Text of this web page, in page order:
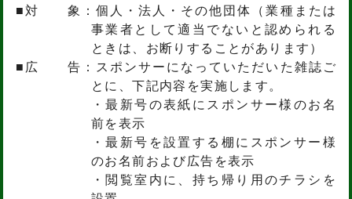
■対 象：個人・法人・その他団体（業種または
事業者として適当でないと認められる
ときは、 お断りすることがあります）
■広 告：スポンサーになっていただいた雑誌ご
とに、下記内容を実施します。
・最新号の表紙にスポンサー様のお名
前を表示
・最新号を設置する棚にスポンサー様
のお名前および広告を表示
・閲覧室内に、持ち帰り用のチラシを